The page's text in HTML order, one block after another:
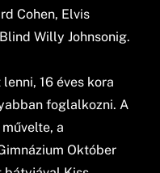
Cohen, Elvis
Willy Johnsonig.
16 éves kora
foglalkozni. A
a
Október